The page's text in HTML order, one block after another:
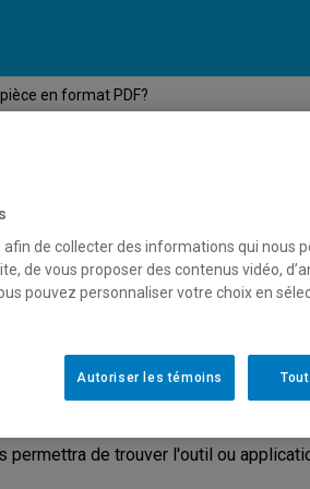
en format PDF?
une
outils en ligne et applications
permettra de trouver l'outil ou
afin de collecter des informations qui nous
de vous proposer des contenus vidéo,
pouvez personnaliser votre choix en
Autoriser les témoins